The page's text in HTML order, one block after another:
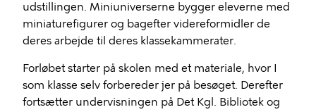
udstillingen. Miniuniverserne bygger eleverne med
miniaturefigurer og bagefter videreformidler de
deres arbejde til deres klassekammerater.
Forløbet starter på skolen med et materiale, hvor I
som klasse selv forbereder jer på besøget. Derefter
fortsætter undervisningen på Det Kgl. Bibliotek og